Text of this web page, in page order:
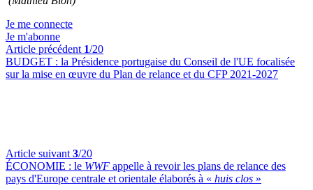
Je me connecte
Je m'abonne
Article précédent 1/20
BUDGET : la Présidence portugaise du Conseil de l'UE focalisée
sur la mise en œuvre du Plan de relance et du CFP 2021-2027
Article suivant 3/20
ÉCONOMIE : le WWF appelle à revoir les plans de relance des
pays d'Europe centrale et orientale élaborés à « huis clos »